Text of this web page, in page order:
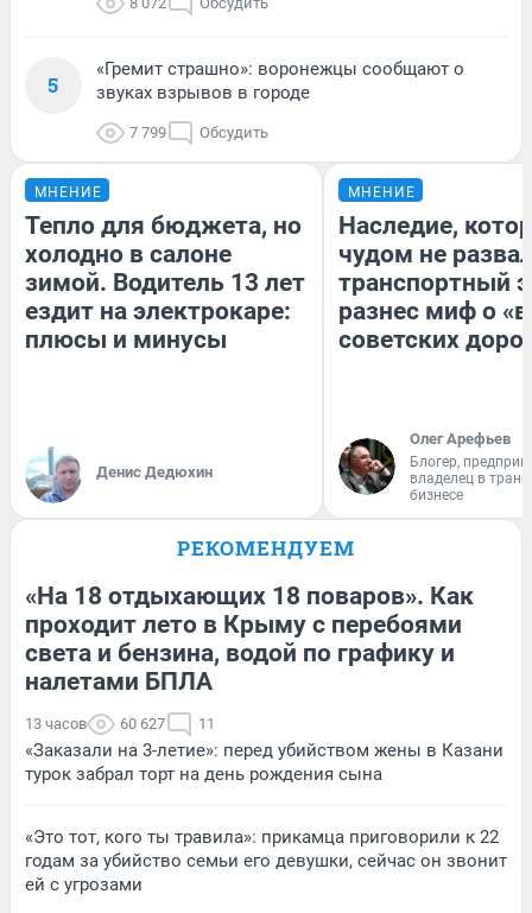
5
«Гремит страшно»: воронежцы сообщают о
звуках взрывов в городе
7 799 Обсудить
МНЕНИЕ
Тепло для бюджета, но
холодно в салоне
зимой. Водитель 13 лет
ездит на электрокаре:
плюсы и минусы
Денис Дедюхин
МНЕНИЕ
Наследие,
чудом не
транспортный
разнес миф о
советских
Олег Арефьев
Блогер,
владелец в
бизнесе
РЕКОМЕНДУЕМ
«На 18 отдыхающих 18 поваров». Как
проходит лето в Крыму с перебоями
света и бензина, водой по графику и
налетами БПЛА
13 часов 60 627 11
«Заказали на 3-летие»: перед убийством жены в Казани
турок забрал торт на день рождения сына
«Это тот, кого ты травила»: прикамца приговорили к 22
годам за убийство семьи его девушки, сейчас он звонит
ей с угрозами